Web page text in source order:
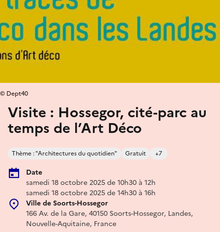
Visite : Hossegor, cité-parc au
temps de l’Art Déco
Thème : "Architectures du quotidien" Gratuit +7
Date
samedi 18 octobre 2025 de 10h30 à 12h
samedi 18 octobre 2025 de 14h30 à 16h
Ville de Soorts-Hossegor
166 Av. de la Gare, 40150 Soorts-Hossegor, Landes,
Nouvelle-Aquitaine, France
© Dept40